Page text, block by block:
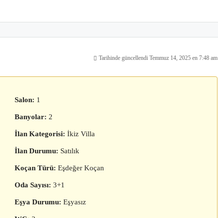
Tarihinde güncellendi Temmuz 14, 2025 en 7:48 am
Salon: 1
Banyolar: 2
İlan Kategorisi: İkiz Villa
İlan Durumu: Satılık
Koçan Türü: Eşdeğer Koçan
Oda Sayısı: 3+1
Eşya Durumu: Eşyasız